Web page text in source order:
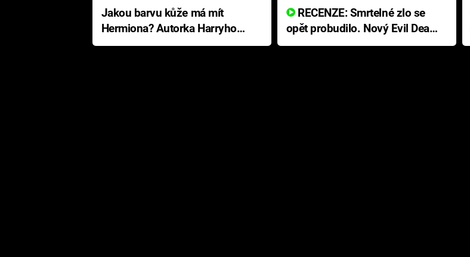
Jakou barvu kůže má mít
Hermiona? Autorka Harryho
Pottera přišla s ráznou
RECENZE: Smrtelné zlo se
opět probudilo. Nový Evil Dead
přichází s neodolatelnou